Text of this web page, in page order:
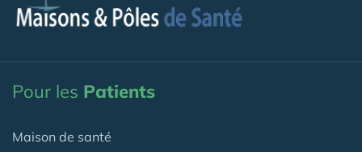
Pour les Patients
Maison de santé